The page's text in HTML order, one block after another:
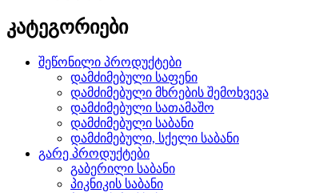
კატეგორიები
შეწონილი პროდუქტები
დამძიმებული საფენი
დამძიმებული მხრების შემოხვევა
დამძიმებული სათამაშო
დამძიმებული საბანი
დამძიმებული, სქელი საბანი
გარე პროდუქტები
გაბერილი საბანი
პიკნიკის საბანი